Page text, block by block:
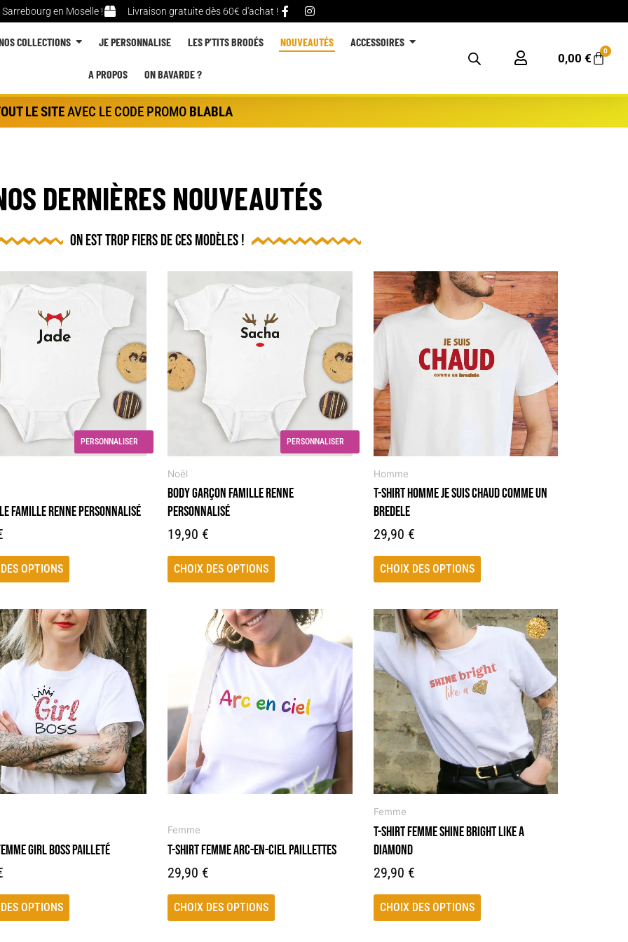
en Moselle ! Livraison gratuite dès 60€ d'achat !
COLLECTIONS JE PERSONNALISE LES P’TITS BRODÉS NOUVEAUTÉS ACCESSOIRES
A PROPOS ON BAVARDE ?
0,00€ 0
LE SITEAVEC LE CODE PROMO BLABLA
DERNIÈRES NOUVEAUTÉS
on est trop fiers de ces modèles !
FAMILLE RENNE PERSONNALISÉ
OPTIONS
PERSONNALISER
Noël
BODY GARÇON FAMILLE RENNE
PERSONNALISÉ
19,90 €
CHOIX DES OPTIONS
Ce
produit
a
plusieurs
variations.
Les
options
peuvent
sur
la
page
du
produit
PERSONNALISER
Homme
T-SHIRT HOMME JE SUIS CHAUD COMME UN
BREDELE
29,90 €
CHOIX DES OPTIONS
Ce
produit
a
plusieurs
variations.
Les
options
peuvent
être
choisies
sur
la
page
du
produit
GIRL BOSS PAILLETÉ
OPTIONS
Femme
T-SHIRT FEMME ARC-EN-CIEL PAILLETTES
29,90 €
CHOIX DES OPTIONS
variations.
options
peuvent
être
choisies
sur
page
du
produit
Femme
T-SHIRT FEMME SHINE BRIGHT LIKE A
DIAMOND
29,90 €
CHOIX DES OPTIONS
Ce
produit
plusieurs
variations.
Les
options
peuvent
être
choisies
sur
la
page
du
produit